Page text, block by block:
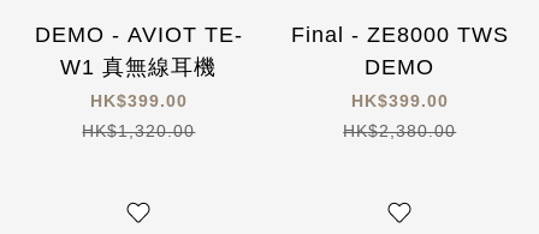
DEMO - AVIOT TE-
W1 真無線耳機
HK$399.00
HK$1,320.00
Final - ZE8000 TWS
DEMO
HK$399.00
HK$2,380.00